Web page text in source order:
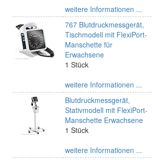
weitere Informationen ...
767 Blutdruckmessgerät,
Tischmodell mit FlexiPort-
Manschette für
Erwachsene
1 Stück
weitere Informationen ...
Blutdruckmessgerät,
Stativmodell mit FlexiPort-
Manschette Erwachsene
1 Stück
weitere Informationen ...